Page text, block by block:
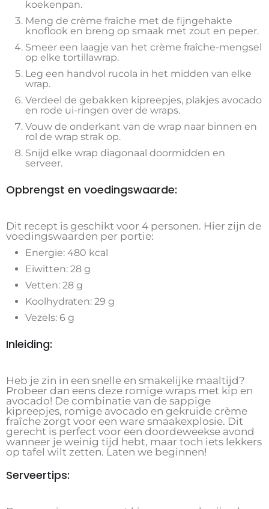
koekenpan.
Meng de crème fraîche met de fijngehakte
knoflook en breng op smaak met zout en peper.
Smeer een laagje van het crème fraîche-mengsel
op elke tortillawrap.
Leg een handvol rucola in het midden van elke
wrap.
Verdeel de gebakken kipreepjes, plakjes avocado
en rode ui-ringen over de wraps.
Vouw de onderkant van de wrap naar binnen en
rol de wrap strak op.
Snijd elke wrap diagonaal doormidden en
serveer.
Opbrengst en voedingswaarde:
Dit recept is geschikt voor 4 personen. Hier zijn de
voedingswaarden per portie:
Energie: 480 kcal
Eiwitten: 28 g
Vetten: 28 g
Koolhydraten: 29 g
Vezels: 6 g
Inleiding:
Heb je zin in een snelle en smakelijke maaltijd?
Probeer dan eens deze romige wraps met kip en
avocado! De combinatie van de sappige
kipreepjes, romige avocado en gekruide crème
fraîche zorgt voor een ware smaakexplosie. Dit
gerecht is perfect voor een doordeweekse avond
wanneer je weinig tijd hebt, maar toch iets lekkers
op tafel wilt zetten. Laten we beginnen!
Serveertips: